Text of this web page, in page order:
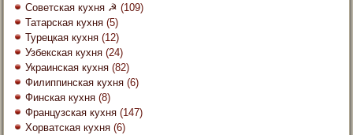
Советская кухня ☭ (109)
Татарская кухня (5)
Турецкая кухня (12)
Узбекская кухня (24)
Украинская кухня (82)
Филиппинская кухня (6)
Финская кухня (8)
Французская кухня (147)
Хорватская кухня (6)